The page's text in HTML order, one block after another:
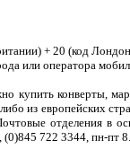
+ 20 (код
или оператора
купить конверты,
из европейских
отделения в
722 3344, пн-пт